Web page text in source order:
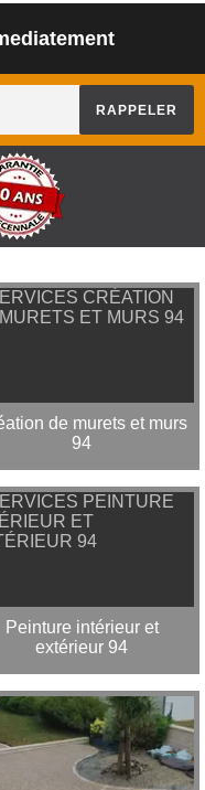
de murets et murs
94
Peinture intérieur et
extérieur 94